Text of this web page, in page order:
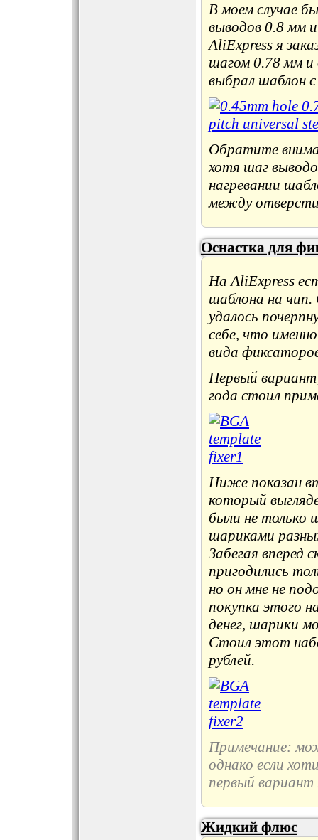
В моем случае
выводов 0.8 мм
AliExpress я
шагом 0.78 мм
выбрал шаблон
Обратите
хотя шаг
нагревании
между
Оснастка для
На AliExpress
шаблона на
удалось
себе, что
вида
Первый
года стоил
Ниже показан
который
были не только
шариками
Забегая вперед
пригодились
но он мне не
покупка этого
денег, шарики
Стоил этот
рублей.
Примечание:
однако если
первый вариант
Жидкий флюс